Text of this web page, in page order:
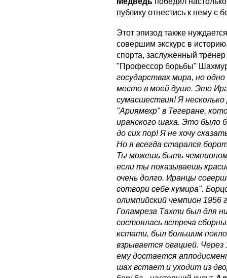
публику отнестись к нему с
Этот эпизод также
совершим экскурс в
спорта, заслуженный
"Профессор борьбы"
государствах мира, но
место в моей душе. Это
сумасшествия! Я
"Ариямехр" в Тегеране,
иранского шаха. Это было
до сих пор! Я не хочу
Но я всегда старался
Ты можешь быть
если ты показываешь
очень долго. Иранцы
сотвори себе кумира".
олимпийский чемпион 1956
Голамреза Тахти был для
состоялась встреча
кстати, был большим
взрывается овацией.
ему достается
шах встает и уходит из